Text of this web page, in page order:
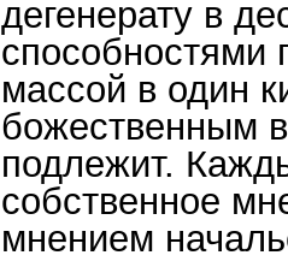
дегенерату в
способностями
массой в один
божественным
подлежит.
собственное
мнением